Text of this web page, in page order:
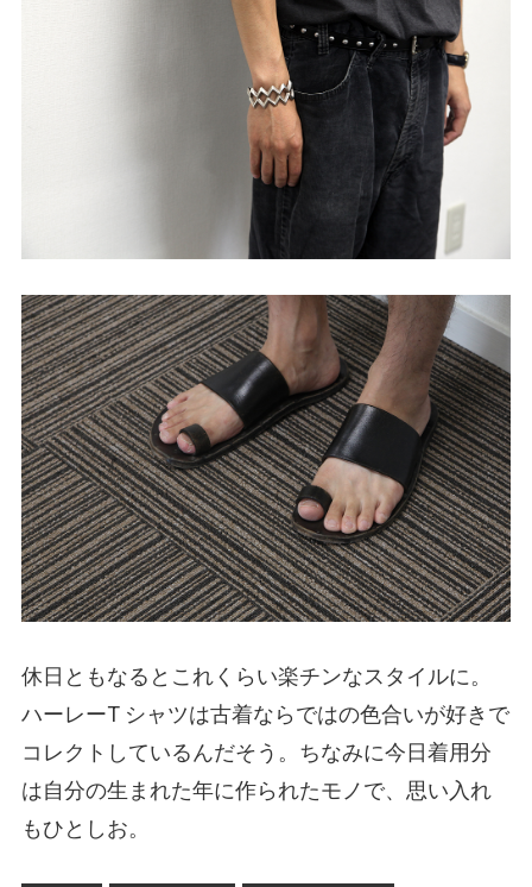
休日ともなるとこれくらい楽チンなスタイルに。
ハーレーT シャツは古着ならではの色合いが好きで
コレクトしているんだそう。ちなみに今日着用分
は自分の生まれた年に作られたモノで、思い入れ
もひとしお。